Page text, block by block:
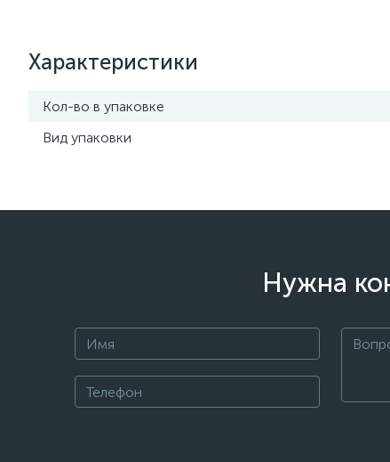
Характеристики
Кол-во в упаковке
Вид упаковки
Нужна